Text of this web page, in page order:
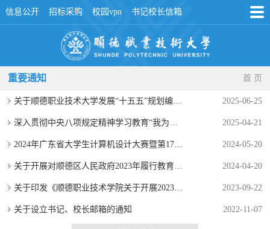
信息公开 招标采购 校园vpn 书记校长信箱
重要通知 首 页
关于顺德职业技术大学发展“十五五”规划编制工作征集意见建议的公告 2025-06-25
深入贯彻中央八项规定精神学习教育“我为群众办实事”意见建议征集 2025-04-21
2024年广东省大学生计算机设计大赛暨第17届中国大学生计算机设计大赛粤港澳大湾区赛独立赛工业互联网技术应用赛决赛通知 2024-05-20
关于开展对顺德区人民政府2023年履行教育职责评价公众满意度调查工作的通知 2024-04-20
关于印发《顺德职业技术学院关于开展2023年师德建设主题教育月活动的方案》的通知（顺职院党发〔2023〕15号） 2023-09-22
关于设立书记、校长邮箱的通知 2022-11-07